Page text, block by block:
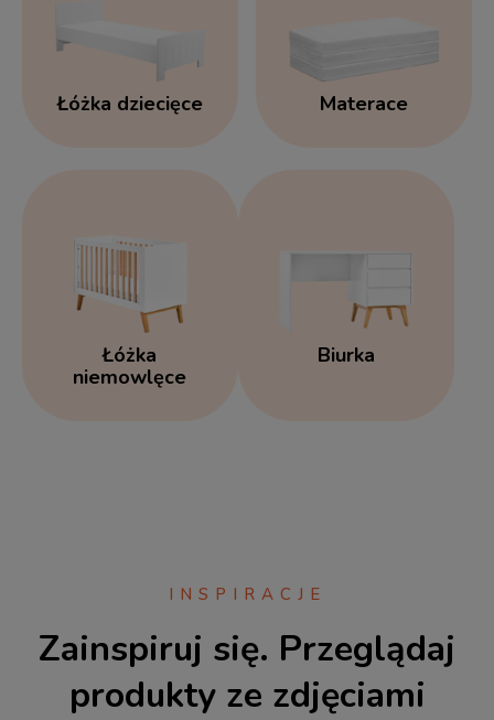
Łóżka dziecięce Materace
Łóżka
niemowlęce
Biurka
INSPIRACJE
Zainspiruj się. Przeglądaj
produkty ze zdjęciami